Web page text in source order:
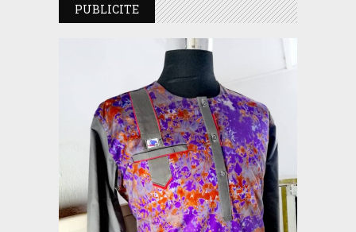
PUBLICITE